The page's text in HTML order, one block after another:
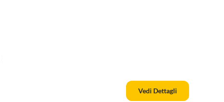
Vedi Dettagli